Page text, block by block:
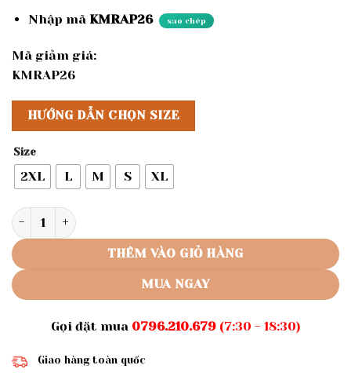
Nhập mã KMRAP26 sao chép
Mã giảm giá:
KMRAP26
HƯỚNG DẪN CHỌN SIZE
Size
2XL L M S XL
Rập giấy A0 mã 419 - rập áo cổ ti số lượng
THÊM VÀO GIỎ HÀNG
MUA NGAY
Gọi đặt mua 0796.210.679(7:30 - 18:30)
Giao hàng toàn quốc